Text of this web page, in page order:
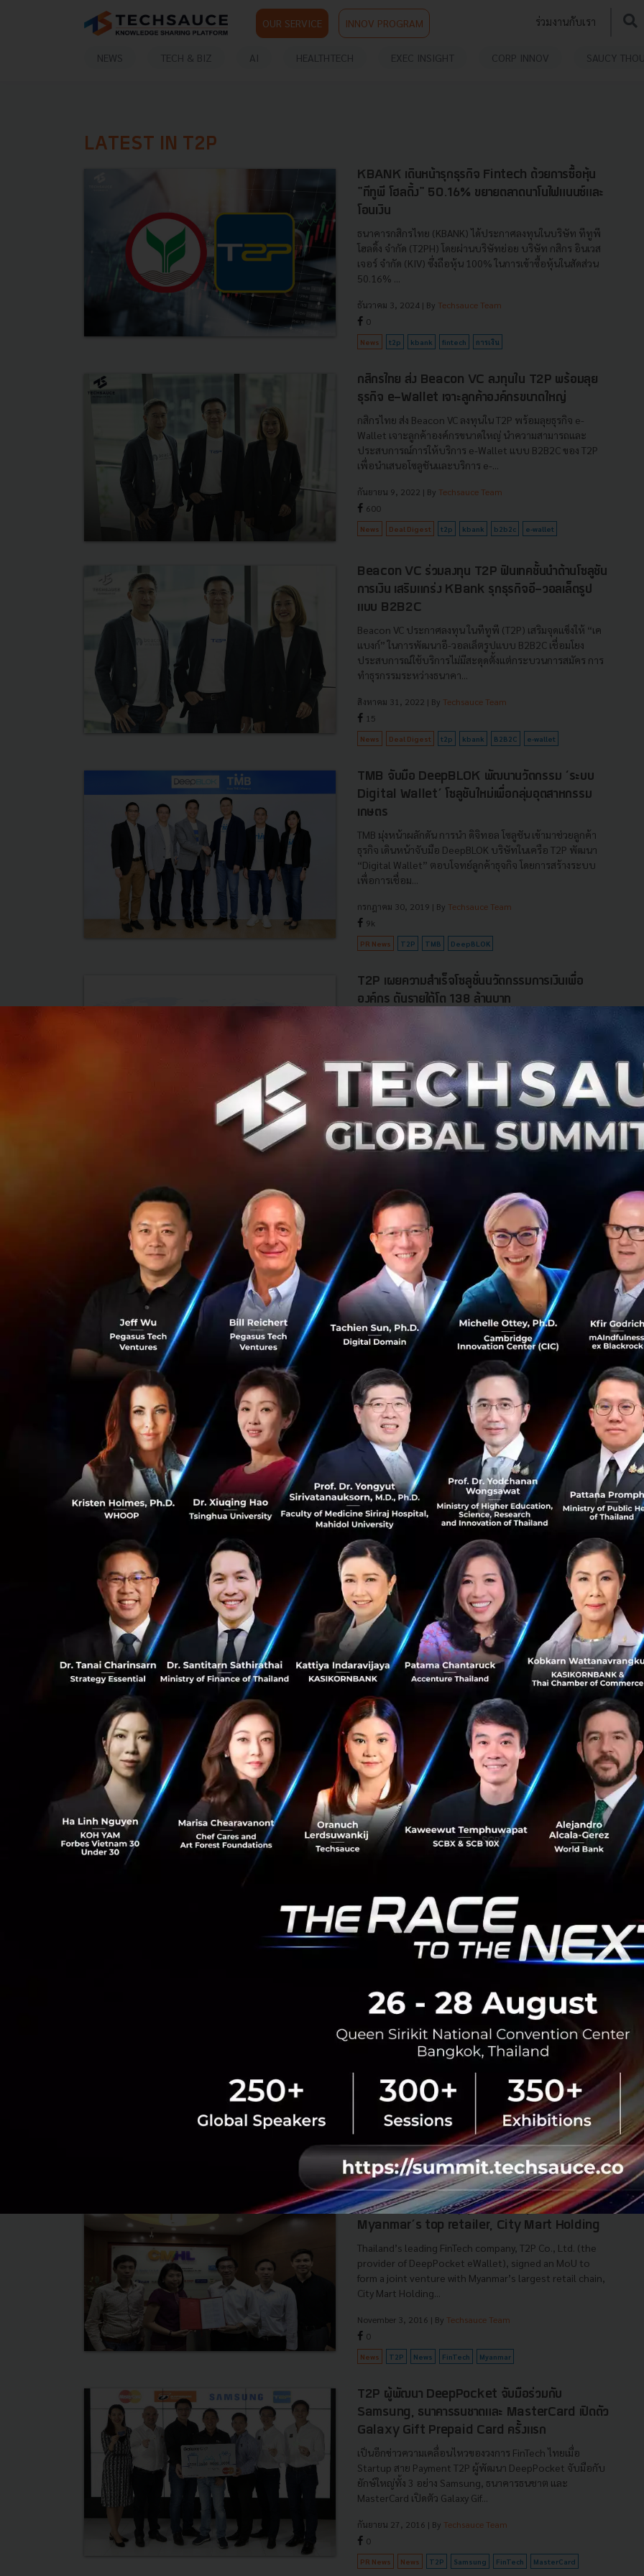
OUR SERVICE INNOV PROGRAM ร่วมงานกับเรา
NEWS TECH & BIZ AI HEALTHTECH EXEC INSIGHT CORP INNOV SAUCY
LATEST IN T2P
KBANK เดินหน้ารุกธุรกิจ Fintech ด้วยการซื้อหุ้น
"ทีทูพี โฮลดิ้ง" 50.16% ขยายตลาดนาโนไฟแนนซ์และ
โอนเงิน
ธนาคารกสิกรไทย (KBANK) ได้ประกาศลงทุนในบริษัท ทีทูพี
โฮลดิ้ง จำกัด (T2PH) โดยผ่านบริษัทย่อย บริษัท กสิกร อินเวส
เจอร์ จำกัด (KIV) ซึ่งถือหุ้น 100% ในการเข้าซื้อหุ้นในสัดส่วน
50.16% ...
ธันวาคม 3, 2024 | By Techsauce Team
0
News t2p kbank fintech การเงิน
กสิกรไทย ส่ง Beacon VC ลงทุนใน T2P พร้อมลุย
ธุรกิจ e-Wallet เจาะลูกค้าองค์กรขนาดใหญ่
กสิกรไทย ส่ง Beacon VC ลงทุนใน T2P พร้อมลุยธุรกิจ e-
Wallet เจาะลูกค้าองค์กรขนาดใหญ่ นำความสามารถและ
ประสบการณ์การให้บริการ e-Wallet แบบ B2B2C ของ T2P
เพื่อนำเสนอโซลูชันและบริการ e-...
กันยายน 9, 2022 | By Techsauce Team
600
News Deal Digest t2p kbank b2b2c e-wallet
Beacon VC ร่วมลงทุน T2P ฟินเทคชั้นนำด้านโซลูชัน
การเงิน เสริมแกร่ง KBank รุกธุรกิจอี-วอลเล็ตรูป
แบบ B2B2C
Beacon VC ประกาศลงทุน ในทีทูพี (T2P) เสริมจุดแข็งให้ “เค
แบงก์” ในการพัฒนาอี-วอลเล็ตรูปแบบ B2B2C เชื่อมโยง
ประสบการณ์ใช้บริการไม่มีสะดุดตั้งแต่กระบวนการสมัคร การ
ทำธุรกรรมระหว่างธนาคา...
สิงหาคม 31, 2022 | By Techsauce Team
15
News Deal Digest t2p kbank B2B2C e-wallet
TMB จับมือ DeepBLOK พัฒนานวัตกรรม ‘ระบบ
Digital Wallet’ โซลูชันใหม่เพื่อกลุ่มอุตสาหกรรม
เกษตร
TMB มุ่งหน้าผลักดัน การนำ ดิจิทอล โซลูชัน เข้ามาช่วยลูกค้า
ธุรกิจ เดินหน้าจับมือ DeepBLOK บริษัทในเครือ T2P พัฒนา
“Digital Wallet” ตอบโจทย์ลูกค้าธุจกิจ โดยการสร้างระบบ
เพื่อการเชื่อม...
กรกฎาคม 30, 2019 | By Techsauce Team
9k
PR News T2P TMB DeepBLOK
T2P เผยความสำเร็จโซลูชั่นนวัตกรรมการเงินเพื่อ
องค์กร ดันรายได้โต 138 ล้านบาท
ในยุคดิจ...
มีนาคม 22, 2019 | ByTechsauce Team
112
PR News T2P FinTech Startup Cashless Society
JMart ประกาศลงทุนใน DeepSparks ธุรกิจ
พิจารณาสินเชื่อโดยใช้ AI
DeepSparks พึ่งประกาศได้รับทุนสนับสนุนจาก 500Tuktuks
และล่าสุดในรอบการระดมทุนครั้งนี้ ก็เผยชื่ออีก 2 Corporate
Venture Capital ของไทยที่ร่วมลงทุนด้วย นั่นคือ จันวาณิชย์
และ J Ventu...
พฤศจิกายน 17, 2018| By
Techsauce Team
449
News T2P JMart DeepSparks
T2P ตั้งบริษัทใหม่ DeepSparks ร่วมทุน 500
Tuktuks ใช้ AI พิจารณาการปล่อยสินเชื่อ
เป็นข่าวระดมทุนอีกครั้งของ Startup ไทยเมื่อบริษัท T2P
Deep Pocket ผู้ให้บริการด้านกระเป๋าเงินอิเล็กทรอนิกส์แก่
ลูกค้าองค์กรขนาดใหญ่ในประเทศไทยและเมียนม่าร์ ได้ขยาย
ธุรกิจเปิดบริษัทให...
พฤศจิกายน 12, 2018
Techsauce Team
News T2P DeepPocket DeepSparks 500 TukTuks
SCG จับมือ T2P พัฒนาแพลตฟอร์มอัจฉริยะ “SCG
Wallet” ตอบโจทย์ทุกการชำระเงิน
มาแล้ว! SCG จับมือ T2P พัฒนาแอปด้านการชำระเงินตัวใหม่
ในชื่อ SCG Wallet รองรับการชำระสินค้าหรือบริการกับทุก
ร้านในเครือ SCG และร้านที่รับชำระด้วย MasterCard ได้อีก
พฤษภาคม 10, 2018| ByJenpasit Puprasert
0
PR News FinTech SCG Wallet
T2P เจ้าของ DeepPocket ประกาศระดมทุนรอบ
Series A สำเร็จ พร้อมขยายสู่ตลาดโลกผ่านโครงการ
Global Expansion Track โดย dtac
accelerate
อีกหนึ่ง FinTech ไทยที่ก้าวสู่การระดมทุนรอบ Series A ด้วย
เงิน 3 ล้านเหรียญสหรัฐฯ บริษัท T2P DeepPocket ผู้พัฒนา
E-Waellet และเตรียมพร้อมขยายสู่ตลาดระดับภูมิภาคด้วยการ
สิงหาคม 1, 2017| ByTechsauce Team
0
Grow Investment Deep Pocket
and joins dtac accelerate program to
Global Expansion Track is the latest program to be
introduced by dtac accelerate with the ambition to
widen opportunities for highly capable Thai start-up
companies to scale up in ...
August 1, 2017| By Techsauce Team
News T2P Grow FinTech Investment
T2P DeepPocket enters Myanmar’s
Fintech market by partnership with
Myanmar’s top retailer, City Mart Holding
Thailand’s leading FinTech company, T2P Co., Ltd. (the
provider of DeepPocket eWallet), signed an MoU to
form a joint venture with Myanmar’s largest retail chain,
City Mart Holding...
November 3, 2016 | By Techsauce Team
0
News T2P News FinTech Myanmar
T2P ผู้พัฒนา DeepPocket จับมือร่วมกับ
Samsung, ธนาคารธนชาตและ MasterCard เปิดตัว
Galaxy Gift Prepaid Card ครั้งแรก
เป็นอีกข่าวความเคลื่อนไหวของวงการ FinTech ไทยเมื่อ
Startup สาย Payment T2P ผู้พัฒนา DeepPocket จับมือกับ
ยักษ์ใหญ่ทั้ง 3 อย่าง Samsung, ธนาคารธนชาต และ
MasterCard เปิดตัว Galaxy Gif...
กันยายน 27, 2016 | By Techsauce Team
0
PR News News T2P Samsung FinTech MasterCard